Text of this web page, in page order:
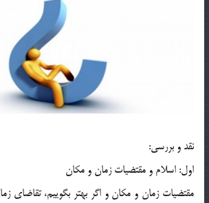
نقد و بررسی:
اول: اسلام و مقتضيات زمان و مکان
مقتضيات زمان و مکان و اگر بهتر بگوييم، تقاضاي